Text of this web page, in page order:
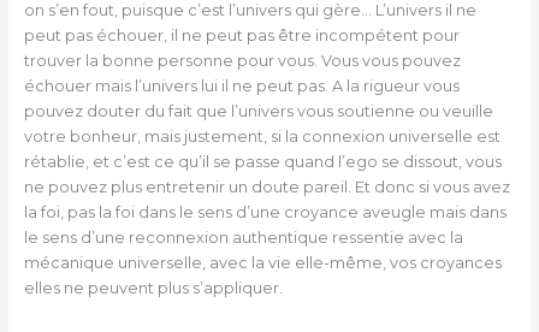
on s’en fout, puisque c’est l’univers qui gère… L’univers il ne
peut pas échouer, il ne peut pas être incompétent pour
trouver la bonne personne pour vous. Vous vous pouvez
échouer mais l’univers lui il ne peut pas. A la rigueur vous
pouvez douter du fait que l’univers vous soutienne ou veuille
votre bonheur, mais justement, si la connexion universelle est
rétablie, et c’est ce qu’il se passe quand l’ego se dissout, vous
ne pouvez plus entretenir un doute pareil. Et donc si vous avez
la foi, pas la foi dans le sens d’une croyance aveugle mais dans
le sens d’une reconnexion authentique ressentie avec la
mécanique universelle, avec la vie elle-même, vos croyances
elles ne peuvent plus s’appliquer.